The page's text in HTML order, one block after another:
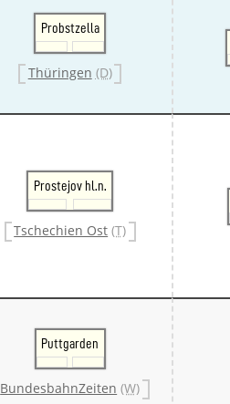
Probstzella
Thüringen (D)
Prostejov hl.n.
Tschechien Ost (T)
Puttgarden
BundesbahnZeiten (W)